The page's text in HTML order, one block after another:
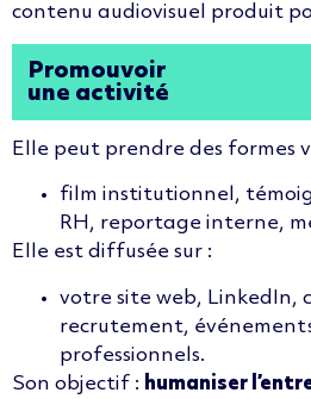
contenu audiovisuel produit
Promouvoir
une activité
Elle peut prendre des formes
film institutionnel,
RH, reportage interne,
Elle est diffusée sur :
votre site web, LinkedIn,
recrutement,
professionnels.
Son objectif : humaniser